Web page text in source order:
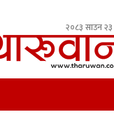
२०८३ साउन